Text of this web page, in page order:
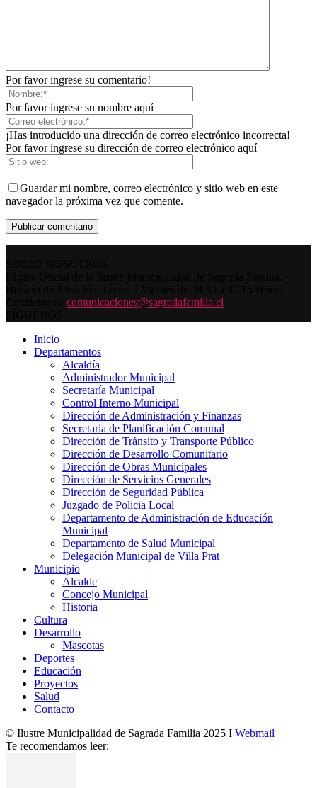
Por favor ingrese su comentario!
Por favor ingrese su nombre aquí
¡Has introducido una dirección de correo electrónico incorrecta!
Por favor ingrese su dirección de correo electrónico aquí
Guardar mi nombre, correo electrónico y sitio web en este
navegador la próxima vez que comente.
comunicaciones@sagradafamilia.cl
Inicio
Departamentos
Alcaldía
Administrador Municipal
Secretaría Municipal
Control Interno Municipal
Dirección de Administración y Finanzas
Secretaria de Planificación Comunal
Dirección de Tránsito y Transporte Público
Dirección de Desarrollo Comunitario
Dirección de Obras Municipales
Dirección de Servicios Generales
Dirección de Seguridad Pública
Juzgado de Policia Local
Departamento de Administración de Educación
Municipal
Departamento de Salud Municipal
Delegación Municipal de Villa Prat
Municipio
Alcalde
Concejo Municipal
Historia
Cultura
Desarrollo
Mascotas
Deportes
Educación
Proyectos
Salud
Contacto
© Ilustre Municipalidad de Sagrada Familia 2025 I Webmail
Te recomendamos leer: